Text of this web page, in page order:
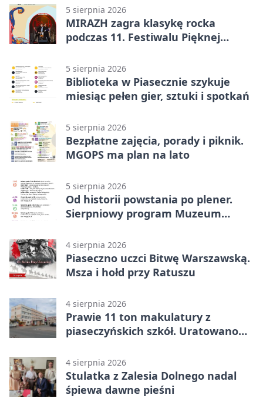
5 sierpnia 2026
MIRAZH zagra klasykę rocka
podczas 11. Festiwalu Pięknej
5 sierpnia 2026
Biblioteka w Piasecznie szykuje
miesiąc pełen gier, sztuki i spotkań
5 sierpnia 2026
Bezpłatne zajęcia, porady i piknik.
MGOPS ma plan na lato
5 sierpnia 2026
Od historii powstania po plener.
Sierpniowy program Muzeum
4 sierpnia 2026
Piaseczno uczci Bitwę Warszawską.
Msza i hołd przy Ratuszu
4 sierpnia 2026
Prawie 11 ton makulatury z
piaseczyńskich szkół. Uratowano
4 sierpnia 2026
Stulatka z Zalesia Dolnego nadal
śpiewa dawne pieśni